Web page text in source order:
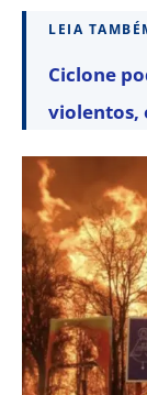
LEIA
Ciclone
violentos,